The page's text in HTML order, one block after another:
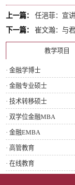
上一篇：
任浥菲：宣
下一篇：
崔文瀚：与
教学项目
· 金融学博士
· 金融专业硕士
· 技术转移硕士
· 双学位金融MBA
· 金融EMBA
· 高管教育
· 在线教育